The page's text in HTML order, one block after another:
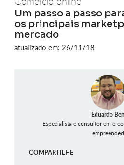
Um passo a passo
os principais
mercado
atualizado em: 26/11/18
Eduardo
Especialista e consultor em e-
COMPARTILHE